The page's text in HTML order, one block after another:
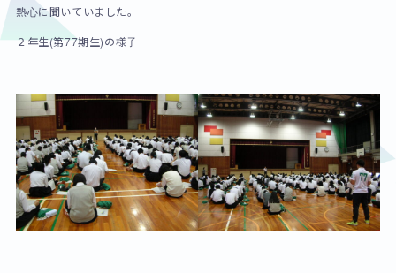
熱心に聞いていました。
２年生(第77期生)の様子